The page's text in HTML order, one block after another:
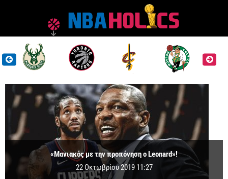
«Μανιακός με την προπόνηση ο Leonard»!
22 Οκτωβρίου 2019 11:27